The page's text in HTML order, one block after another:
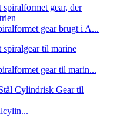
gear brugt i A...
gear til marin...